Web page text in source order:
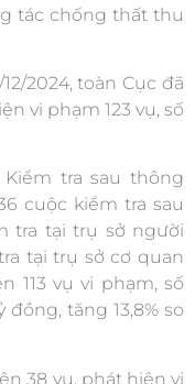
tác chống thất thu
2024, toàn Cục đã
vi phạm 123 vụ, số
tra sau thông
cuộc kiểm tra sau
tra tại trụ sở người
tại trụ sở cơ quan
113 vụ vi phạm, số
tăng 13,8% so
38 vụ, phát hiện vi